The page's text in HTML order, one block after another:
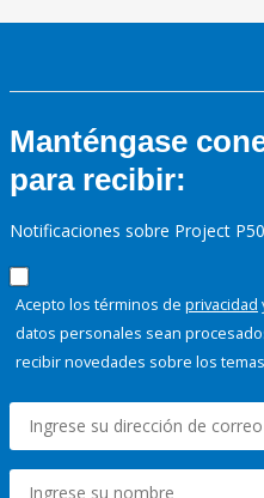
Manténgase
para recibir:
Notificaciones sobre Project
Acepto los términos de privacidad
datos personales sean
recibir novedades sobre los